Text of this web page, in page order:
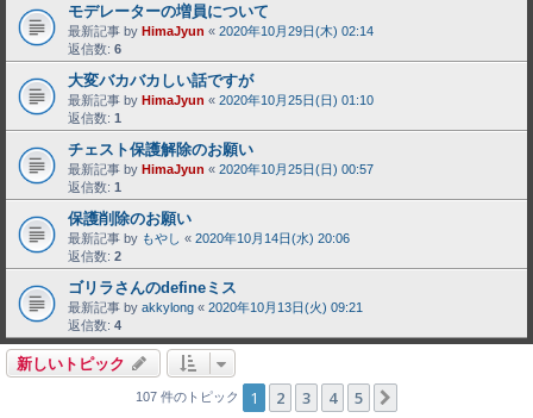
モデレーターの増員について
最新記事 by HimaJyun « 2020年10月29日(木) 02:14
返信数: 6
大変バカバカしい話ですが
最新記事 by HimaJyun « 2020年10月25日(日) 01:10
返信数: 1
チェスト保護解除のお願い
最新記事 by HimaJyun « 2020年10月25日(日) 00:57
返信数: 1
保護削除のお願い
最新記事 by もやし « 2020年10月14日(水) 20:06
返信数: 2
ゴリラさんのdefineミス
最新記事 by akkylong « 2020年10月13日(火) 09:21
返信数: 4
新しいトピック
107 件のトピック 1 2 3 4 5